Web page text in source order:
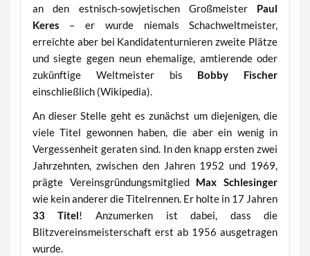
an den estnisch-sowjetischen Großmeister Paul
Keres – er wurde niemals Schachweltmeister,
erreichte aber bei Kandidatenturnieren zweite Plätze
und siegte gegen neun ehemalige, amtierende oder
zukünftige Weltmeister bis Bobby Fischer
einschließlich (Wikipedia).
An dieser Stelle geht es zunächst um diejenigen, die
viele Titel gewonnen haben, die aber ein wenig in
Vergessenheit geraten sind. In den knapp ersten zwei
Jahrzehnten, zwischen den Jahren 1952 und 1969,
prägte Vereinsgründungsmitglied Max Schlesinger
wie kein anderer die Titelrennen. Er holte in 17 Jahren
33 Titel! Anzumerken ist dabei, dass die
Blitzvereinsmeisterschaft erst ab 1956 ausgetragen
wurde.